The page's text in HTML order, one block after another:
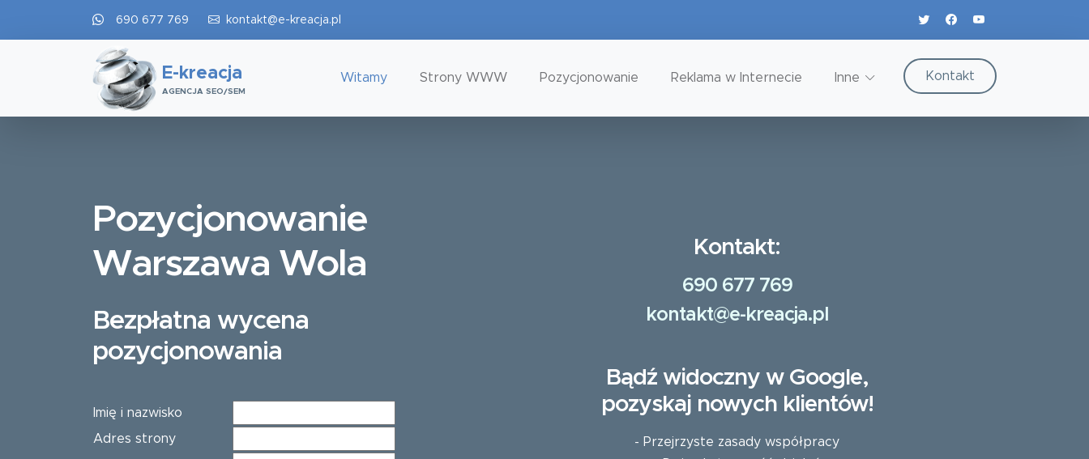
690 677 769 kontakt@e-kreacja.pl
E-kreacja
AGENCJA SEO/SEM
Witamy Strony WWW Pozycjonowanie Reklama w Internecie Inne Kontakt
Pozycjonowanie
Warszawa Wola
Bezpłatna wycena
pozycjonowania
Imię i nazwisko
Adres strony
Kontakt:
690 677 769
kontakt@e-kreacja.pl
Bądź widoczny w Google,
pozyskaj nowych klientów!
- Przejrzyste zasady współpracy